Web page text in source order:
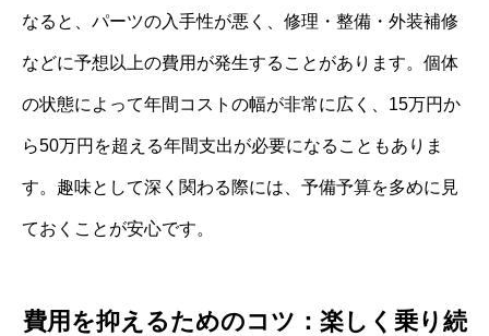
なると、パーツの入手性が悪く、修理・整備・外装補修
などに予想以上の費用が発生することがあります。個体
の状態によって年間コストの幅が非常に広く、15万円か
ら50万円を超える年間支出が必要になることもありま
す。趣味として深く関わる際には、予備予算を多めに見
ておくことが安心です。
費用を抑えるためのコツ：楽しく乗り続